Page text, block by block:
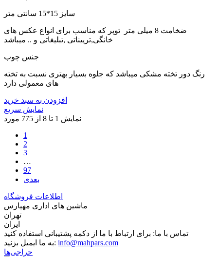
سایز 15*15 سانتی متر
ضخامت 8 میلی متر توپر که مناسب برای انواع عکس های
خانگی,ترییناتی ,تبلیغاتی و .. میباشد
جنس چوب
رنگ دور تخته مشکی میباشد که جلوه بسیار بهتری نسبت به تخته
های معمولی دارد
افزودن به سبد خرید
نمایش سریع
نمایش 1 تا 8 از 775 مورد
1
2
3
…
97
بعدی
اطلاعات فروشگاه
ماشین های اداری مهپارس
تهران
ایران
تماس با ما: برای ارتباط با ما از دکمه پشتیبانی استفاده کنید
به ما ایمیل بزنید: info@mahpars.com
حراجی‌ها